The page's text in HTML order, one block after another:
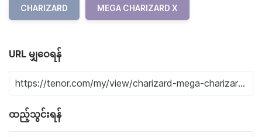
CHARIZARD MEGA CHARIZARD X
URL မျှဝေရန်
ထည့်သွင်းရန်